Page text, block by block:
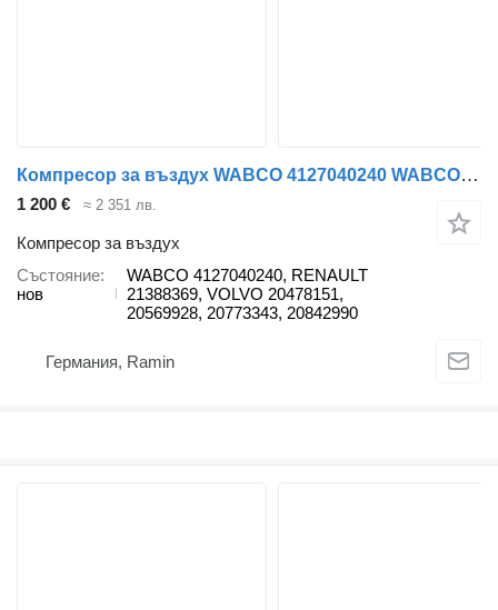
Компресор за въздух WABCO 4127040240 WABCO за влекач Volvo
1 200 € ≈ 2 351 лв.
Компресор за въздух
Състояние
нов
WABCO 4127040240, RENAULT
21388369, VOLVO 20478151,
20569928, 20773343, 20842990
Германия, Ramin